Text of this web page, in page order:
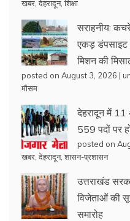
खबर देहरादून, शिक्षा
सराहनीय:
एकड़ डंपसाइट
मिशन की
posted on August 3, 2026 |
मौसम
देहरादून में 11
559 पदों पर
posted on
खबर देहरादून, शासन-प्रशासन
उत्तराखंड
विजेताओं की
समारोह